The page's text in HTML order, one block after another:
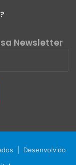
Newsletter
| Desenvolvido